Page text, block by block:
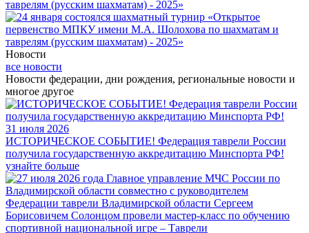
Новости
все новости
Новости федерации, дни рождения, региональные новости и
многое другое
31 июля 2026
ИСТОРИЧЕСКОЕ СОБЫТИЕ! Федерация таврели России
получила государственную аккредитацию Минспорта РФ!
узнайте больше